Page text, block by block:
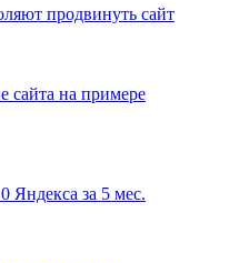
продвинуть сайт
сайта на примере
Яндекса за 5 мес.